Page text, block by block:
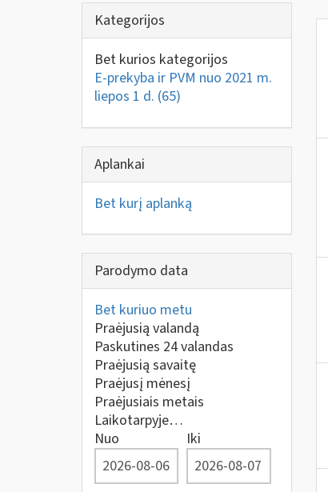
Kategorijos
Bet kurios kategorijos
E-prekyba ir PVM nuo 2021 m.
liepos 1 d. (65)
Aplankai
Bet kurį aplanką
Parodymo data
Bet kuriuo metu
Praėjusią valandą
Paskutines 24 valandas
Praėjusią savaitę
Praėjusį mėnesį
Praėjusiais metais
Laikotarpyje…
Nuo
Iki